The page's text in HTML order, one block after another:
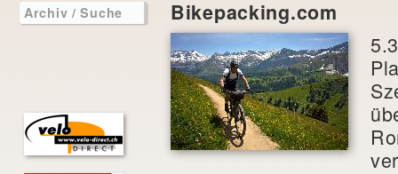
Archiv / Suche
Bikepacking.com